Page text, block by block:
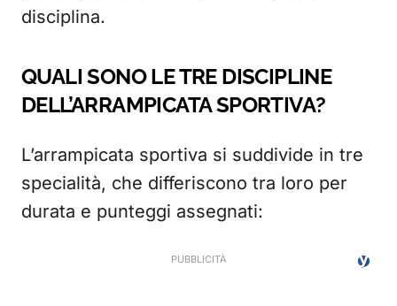
disciplina.
QUALI SONO LE TRE DISCIPLINE
DELL’ARRAMPICATA SPORTIVA?
L’arrampicata sportiva si suddivide in tre
specialità, che differiscono tra loro per
durata e punteggi assegnati: